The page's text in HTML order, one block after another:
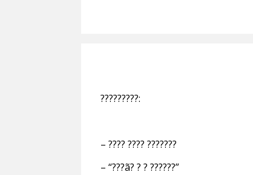
?????????:
– ???? ???? ???????
– “???ã? ? ? ??????”